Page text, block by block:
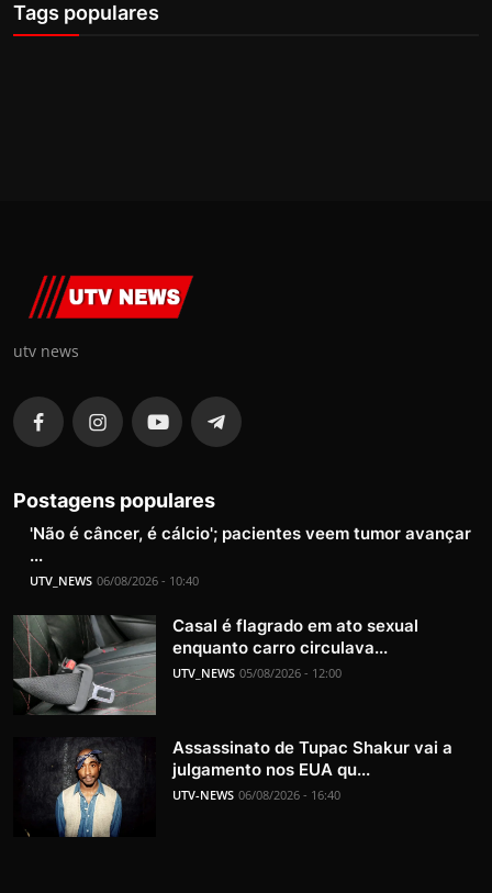
Tags populares
utv news
Postagens populares
'Não é câncer, é cálcio'; pacientes veem tumor avançar
...
UTV_NEWS 06/08/2026 - 10:40
Casal é flagrado em ato sexual
enquanto carro circulava...
UTV_NEWS 05/08/2026 - 12:00
Assassinato de Tupac Shakur vai a
julgamento nos EUA qu...
UTV-NEWS 06/08/2026 - 16:40